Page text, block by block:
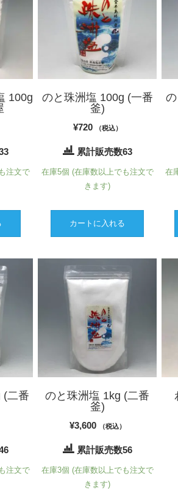
100g
注文で
のと珠洲塩 100g (一番
釜)
¥720 （税込）
累計販売数63
在庫5個 (在庫数以上でも注文で
きます)
カートに入れる
在
(二番
注文で
のと珠洲塩 1kg (二番
釜)
¥3,600 （税込）
累計販売数56
在庫3個 (在庫数以上でも注文で
きます)